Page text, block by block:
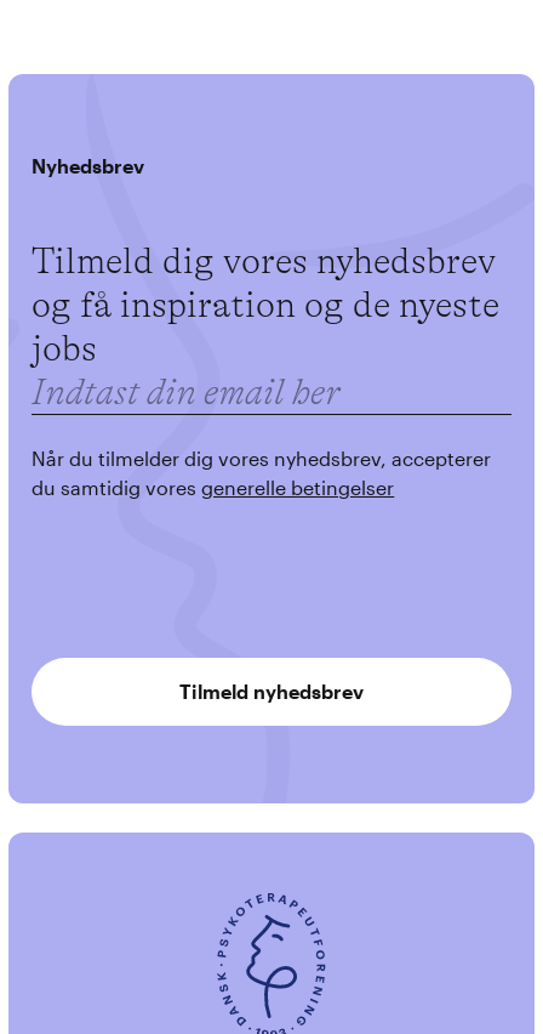
Nyhedsbrev
Tilmeld dig vores nyhedsbrev
og få inspiration og de nyeste
jobs
Når du tilmelder dig vores nyhedsbrev, accepterer
du samtidig voresgenerelle betingelser
Tilmeld nyhedsbrev